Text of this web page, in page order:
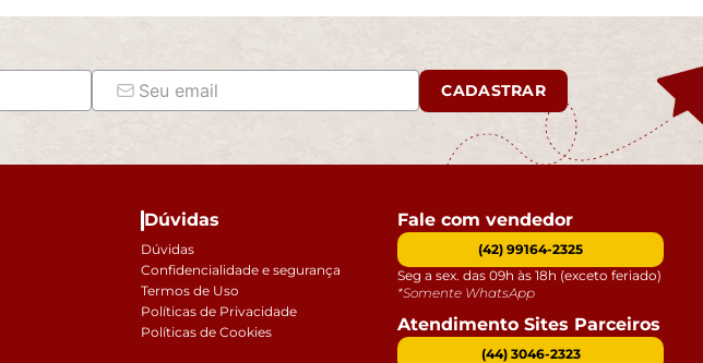
CADASTRAR
Dúvidas
Dúvidas
Confidencialidade e segurança
Termos de Uso
Políticas de Privacidade
Políticas de Cookies
Fale com vendedor
(42) 99164-2325
Seg a sex. das 09h às 18h (exceto feriado)
*Somente WhatsApp
Atendimento Sites Parceiros
(44) 3046-2323